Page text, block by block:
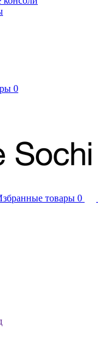
0
товары 0